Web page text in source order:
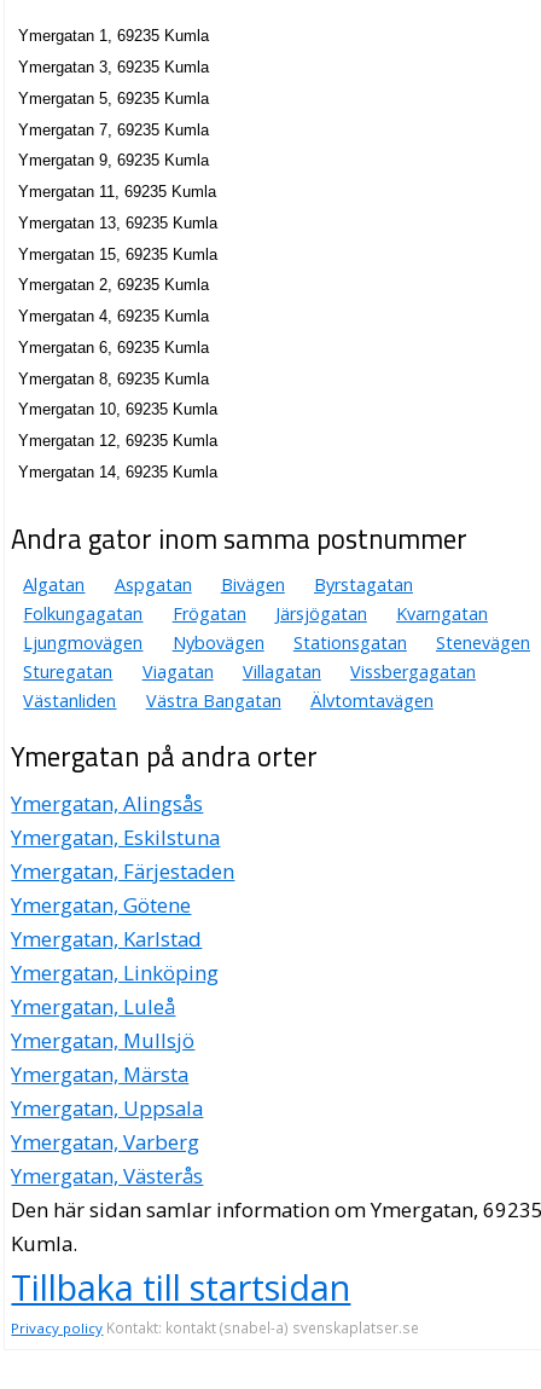
Ymergatan 1, 69235 Kumla
Ymergatan 3, 69235 Kumla
Ymergatan 5, 69235 Kumla
Ymergatan 7, 69235 Kumla
Ymergatan 9, 69235 Kumla
Ymergatan 11, 69235 Kumla
Ymergatan 13, 69235 Kumla
Ymergatan 15, 69235 Kumla
Ymergatan 2, 69235 Kumla
Ymergatan 4, 69235 Kumla
Ymergatan 6, 69235 Kumla
Ymergatan 8, 69235 Kumla
Ymergatan 10, 69235 Kumla
Ymergatan 12, 69235 Kumla
Ymergatan 14, 69235 Kumla
Andra gator inom samma postnummer
Algatan Aspgatan Bivägen
Byrstagatan
Folkungagatan
Frögatan Järsjögatan
Kvarngatan
Ljungmovägen
Nybovägen Stationsgatan
Stenevägen
Sturegatan
Viagatan Villagatan
Vissbergagatan
Västanliden
Västra Bangatan Älvtomtavägen
Ymergatan på andra orter
Ymergatan, Alingsås
Ymergatan, Eskilstuna
Ymergatan, Färjestaden
Ymergatan, Götene
Ymergatan, Karlstad
Ymergatan, Linköping
Ymergatan, Luleå
Ymergatan, Mullsjö
Ymergatan, Märsta
Ymergatan, Uppsala
Ymergatan, Varberg
Ymergatan, Västerås
Den här sidan samlar information om Ymergatan,
Kumla.
Tillbaka till startsidan
Privacy policy Kontakt: kontakt (snabel-a) svenskaplatser.se